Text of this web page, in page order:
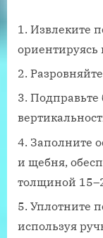
Извлеките
Подправьте
Заполните
и щебня,
толщиной
Уплотните
используя